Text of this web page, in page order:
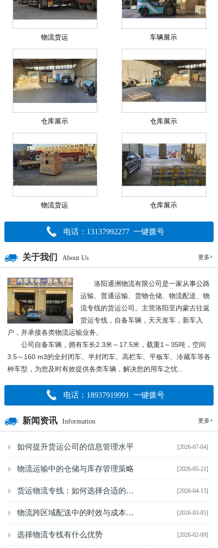
物流货运 车辆展示
仓库展示 仓库展示
物流货运 仓库展示
电话：13137992277 一键拨号
更多+
关于我们 About Us
洛阳通洲物流有限公司是一家从事公路
运输、普通运输、货物仓储、物流配送、物
流专线的货运公司。主营洛阳至内蒙古往返
货运专线，自备车辆，天天发车，新车入
户，并承接各类物流运输业务。
公司自备车辆，拥有车长2.3米～17.5米，载重1～35吨，空间
3.5～160 m3的全封闭车、半封闭车、高栏车、平板车、冷藏车等各
种车型，为您及时有效提供各类车辆，解决您的用车之忧...
电话：18937919991 一键拨号
更多+
新闻资讯 Information
[2026-07-04]
如何提升货运公司的信息管理水平
[2026-05-21]
物流运输中的仓储与库存管理策略
[2026-04-13]
货运物流专线：如何选择合适的物流专线公司？
[2026-03-05]
物流跨区域配送中的时效与成本管理
[2026-02-09]
选择物流专线有什么优势